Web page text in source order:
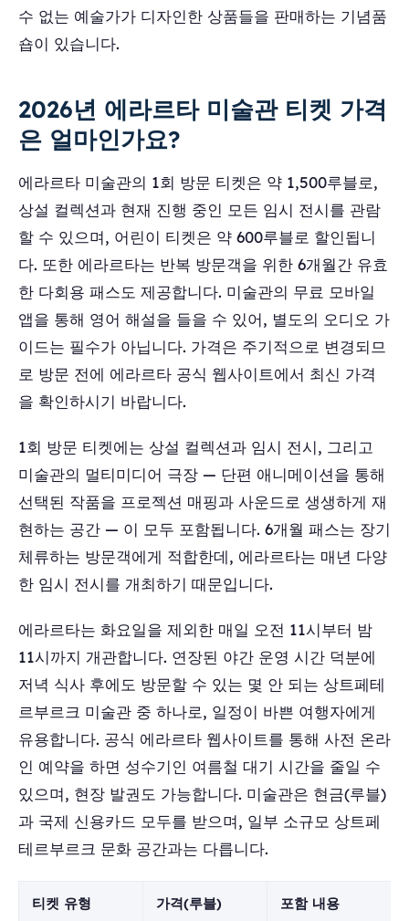
수 없는 예술가가 디자인한 상품들을 판매하는 기념품
숍이 있습니다.
2026년 에라르타 미술관 티켓 가격
은 얼마인가요?
에라르타 미술관의 1회 방문 티켓은 약 1,500루블로,
상설 컬렉션과 현재 진행 중인 모든 임시 전시를 관람
할 수 있으며, 어린이 티켓은 약 600루블로 할인됩니
다. 또한 에라르타는 반복 방문객을 위한 6개월간 유효
한 다회용 패스도 제공합니다. 미술관의 무료 모바일
앱을 통해 영어 해설을 들을 수 있어, 별도의 오디오 가
이드는 필수가 아닙니다. 가격은 주기적으로 변경되므
로 방문 전에 에라르타 공식 웹사이트에서 최신 가격
을 확인하시기 바랍니다.
1회 방문 티켓에는 상설 컬렉션과 임시 전시, 그리고
미술관의 멀티미디어 극장 — 단편 애니메이션을 통해
선택된 작품을 프로젝션 매핑과 사운드로 생생하게 재
현하는 공간 — 이 모두 포함됩니다. 6개월 패스는 장기
체류하는 방문객에게 적합한데, 에라르타는 매년 다양
한 임시 전시를 개최하기 때문입니다.
에라르타는 화요일을 제외한 매일 오전 11시부터 밤
11시까지 개관합니다. 연장된 야간 운영 시간 덕분에
저녁 식사 후에도 방문할 수 있는 몇 안 되는 상트페테
르부르크 미술관 중 하나로, 일정이 바쁜 여행자에게
유용합니다. 공식 에라르타 웹사이트를 통해 사전 온라
인 예약을 하면 성수기인 여름철 대기 시간을 줄일 수
있으며, 현장 발권도 가능합니다. 미술관은 현금(루블)
과 국제 신용카드 모두를 받으며, 일부 소규모 상트페
테르부르크 문화 공간과는 다릅니다.
티켓 유형 가격(루블) 포함 내용